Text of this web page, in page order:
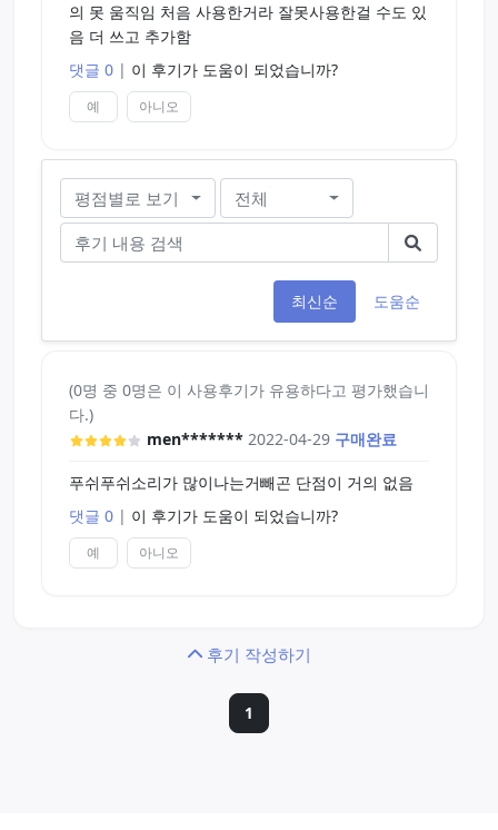
의 못 움직임 처음 사용한거라 잘못사용한걸 수도 있
음 더 쓰고 추가함
댓글 0 | 이 후기가 도움이 되었습니까?
예 아니오
평점별로 보기 전체
최신순 도움순
(0명 중 0명은 이 사용후기가 유용하다고 평가했습니
다.)
men******* 2022-04-29 구매완료
푸쉬푸쉬소리가 많이나는거빼곤 단점이 거의 없음
댓글 0 | 이 후기가 도움이 되었습니까?
예 아니오
후기 작성하기
1